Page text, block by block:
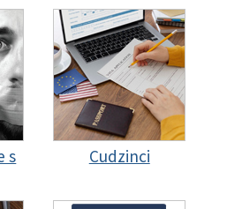
s
Cudzinci